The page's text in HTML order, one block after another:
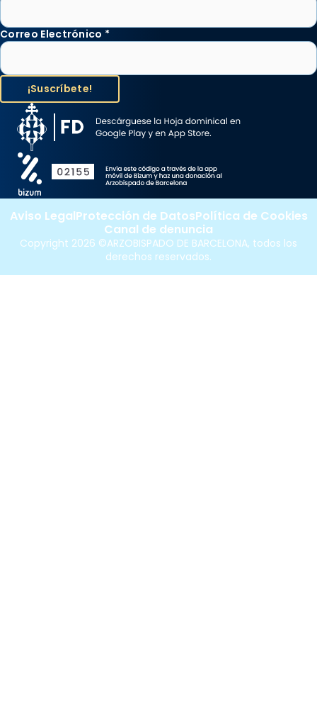
Correo Electrónico *
Copyright 2026 ©ARZOBISPADO DE BARCELONA, todos los
derechos reservados.
Aviso LegalProtección de DatosPolítica de Cookies
Canal de denuncia